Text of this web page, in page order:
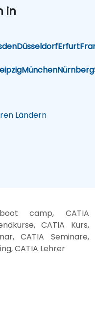
in
DüsseldorfErfurt
MünchenNürnberg
Ländern
camp, CATIA
CATIA Kurs,
CATIA Seminare,
CATIA Lehrer